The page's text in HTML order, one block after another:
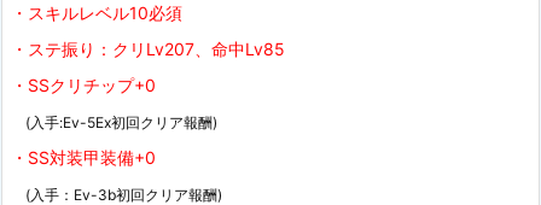
・スキルレベル10必須
・ステ振り：クリLv207、命中Lv85
・SSクリチップ+0
(入手:Ev-5Ex初回クリア報酬)
・SS対装甲装備+0
(入手：Ev-3b初回クリア報酬)